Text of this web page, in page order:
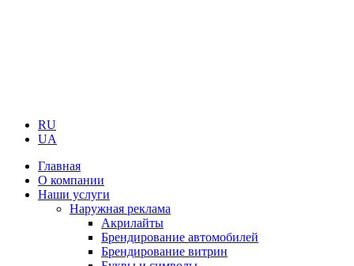
RU
UA
Главная
О компании
Наши услуги
Наружная реклама
Акрилайты
Брендирование автомобилей
Брендирование витрин